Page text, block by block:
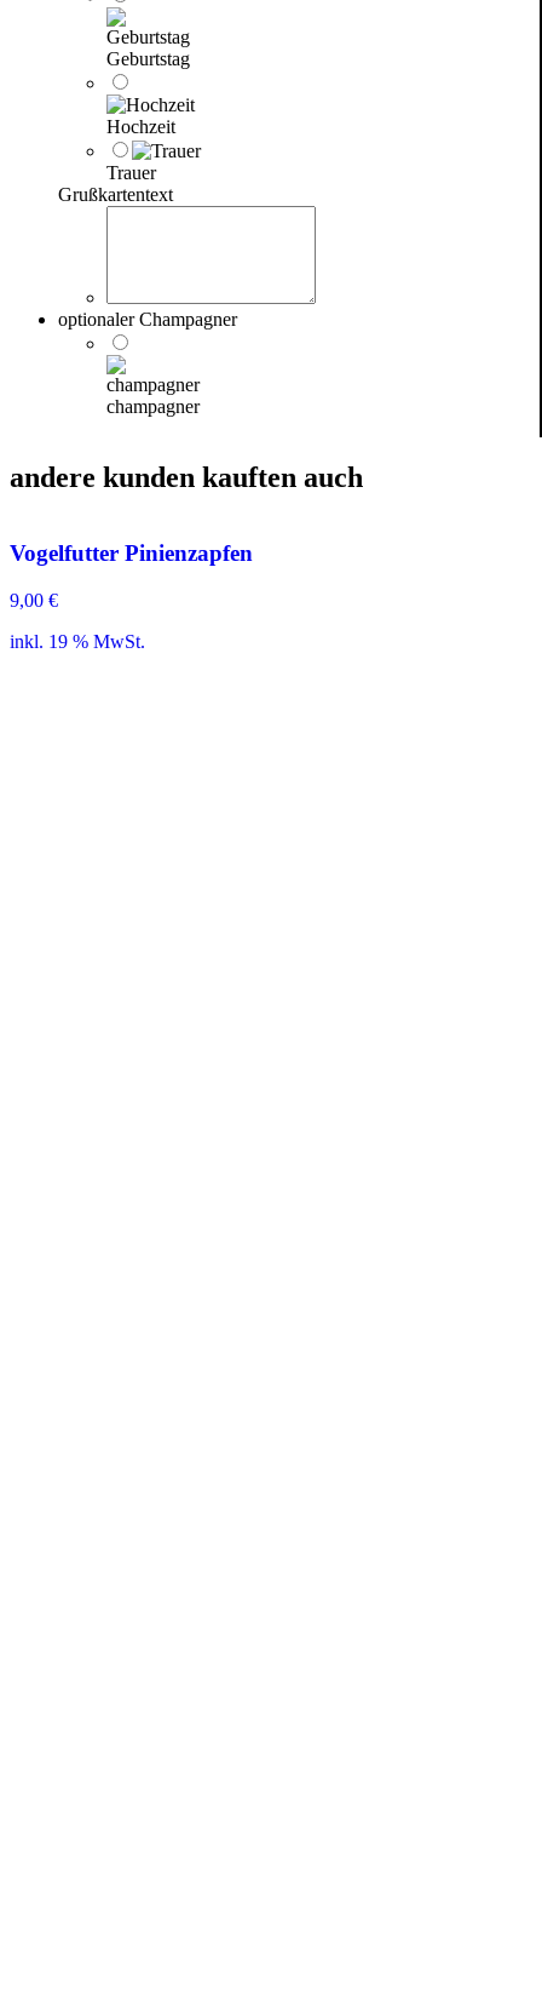
Geburtstag
Hochzeit
Trauer
Grußkartentext
optionaler Champagner
champagner
andere kunden kauften auch
Vogelfutter Pinienzapfen
9,00 €
inkl. 19 % MwSt.